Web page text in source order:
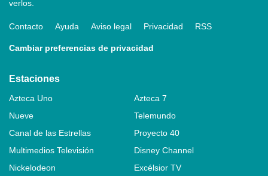
verlos.
Contacto Ayuda Aviso legal Privacidad RSS
Cambiar preferencias de privacidad
Estaciones
Azteca Uno
Azteca 7
Nueve
Telemundo
Canal de las Estrellas
Proyecto 40
Multimedios Televisión
Disney Channel
Nickelodeon
Excélsior TV